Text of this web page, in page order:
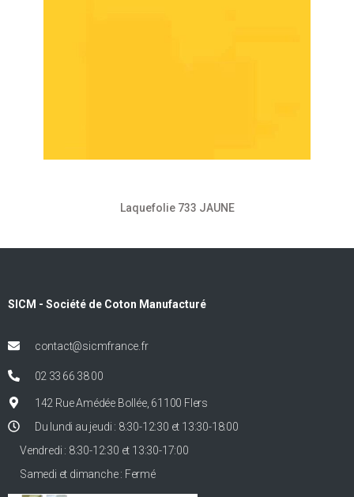
Laquefolie 733 JAUNE
SICM - Société de Coton Manufacturé
contact@sicmfrance.fr
02 33 66 38 00
142 Rue Amédée Bollée, 61100 Flers
Du lundi au jeudi : 8:30-12:30 et 13:30-18:00
Vendredi : 8:30-12:30 et 13:30-17:00
Samedi et dimanche : Fermé